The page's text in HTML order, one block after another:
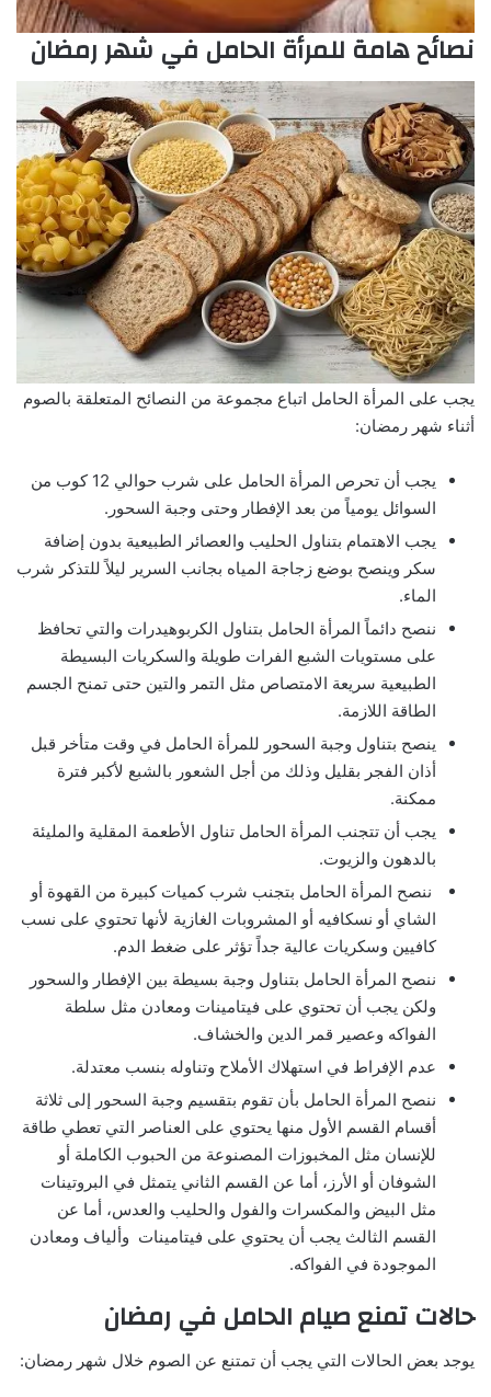
نصائح هامة للمرأة الحامل في شهر رمضان
‏يجب على المرأة الحامل اتباع مجموعة من النصائح المتعلقة بالصوم
أثناء شهر رمضان:
‏يجب أن تحرص المرأة الحامل على شرب حوالي 12 كوب من
السوائل يومياً من بعد الإفطار وحتى وجبة السحور.
‏يجب الاهتمام بتناول الحليب والعصائر الطبيعية بدون إضافة
سكر وينصح بوضع زجاجة المياه بجانب السرير ليلاً للتذكر شرب
الماء.
‏ننصح دائماً المرأة الحامل بتناول الكربوهيدرات والتي تحافظ
على مستويات الشبع الفرات طويلة والسكريات البسيطة
الطبيعية سريعة الامتصاص مثل التمر والتين حتى تمنح الجسم
الطاقة اللازمة.
‏ينصح بتناول وجبة السحور للمرأة الحامل في وقت متأخر قبل
أذان الفجر بقليل وذلك من أجل الشعور بالشبع لأكبر فترة
ممكنة.
‏يجب أن تتجنب المرأة الحامل تناول الأطعمة المقلية والمليئة
بالدهون والزيوت.
‏ ننصح المرأة الحامل بتجنب شرب كميات كبيرة من القهوة أو
الشاي أو نسكافيه أو المشروبات الغازية لأنها تحتوي على نسب
كافيين وسكريات عالية جداً تؤثر على ضغط الدم.
‏ننصح المرأة الحامل بتناول وجبة بسيطة بين الإفطار والسحور
ولكن يجب أن تحتوي على فيتامينات ومعادن مثل سلطة
الفواكه وعصير قمر الدين والخشاف.
‏عدم الإفراط في استهلاك الأملاح وتناوله بنسب معتدلة.
‏ننصح المرأة الحامل بأن تقوم بتقسيم وجبة السحور إلى ثلاثة
أقسام القسم الأول منها يحتوي على العناصر التي تعطي طاقة
للإنسان مثل المخبوزات المصنوعة من الحبوب الكاملة أو
الشوفان أو الأرز، أما عن القسم الثاني يتمثل في البروتينات
مثل البيض والمكسرات والفول والحليب والعدس، أما عن
القسم الثالث يجب أن يحتوي على فيتامينات وألياف ومعادن
الموجودة في الفواكه.
حالات تمنع صيام الحامل في رمضان
‏يوجد بعض الحالات التي يجب أن تمتنع عن الصوم خلال شهر رمضان: